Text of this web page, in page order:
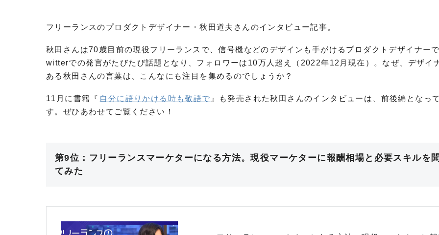
フリーランスのプロダクトデザイナー・秋田道夫さんのインタビュー記事。
秋田さんは70歳目前の現役フリーランスで、信号機などのデザインも手がけるプロダクトデザイナー
witterでの発言がたびたび話題となり、フォロワーは10万人超え（2022年12月現在）。なぜ、デザイ
ある秋田さんの言葉は、こんなにも注目を集めるのでしょうか？
11月に書籍『 自分に語りかける時も敬語で 』も発売された秋田さんのインタビューは、前後編となっ
す。ぜひあわせてご覧ください！
第9位：フリーランスマーケターになる方法。現役マーケターに報酬相場と必要スキルを
てみた